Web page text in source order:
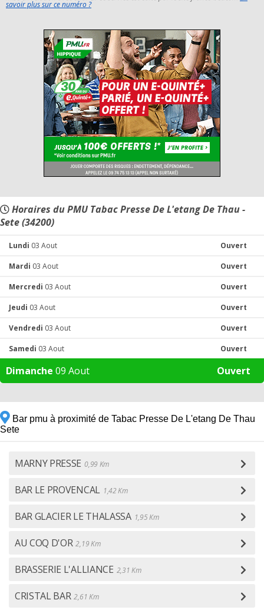
savoir plus sur ce numéro ?
Horaires du PMU Tabac Presse De L'etang De Thau -
Sete (34200)
Lundi 03 Aout Ouvert
Mardi 03 Aout Ouvert
Mercredi 03 Aout Ouvert
Jeudi 03 Aout Ouvert
Vendredi 03 Aout Ouvert
Samedi 03 Aout Ouvert
Dimanche 09 Aout Ouvert
Bar pmu à proximité de Tabac Presse De L'etang De Thau
Sete
MARNY PRESSE 0,99 Km
BAR LE PROVENCAL 1,42 Km
BAR GLACIER LE THALASSA 1,95 Km
AU COQ D'OR 2,19 Km
BRASSERIE L'ALLIANCE 2,31 Km
CRISTAL BAR 2,61 Km